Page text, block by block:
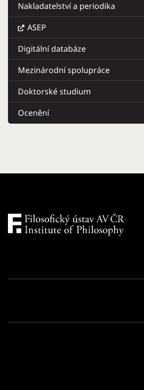
Nakladatelství a periodika
ASEP
Digitální databáze
Mezinárodní spolupráce
Doktorské studium
Ocenění